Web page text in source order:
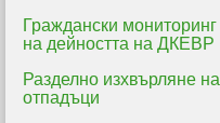
Граждански мониторинг
на дейността на ДКЕВР
Разделно изхвърляне на
отпадъци